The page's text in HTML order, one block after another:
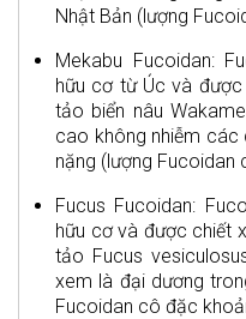
Nhật Bản (lượng
Mekabu Fucoidan:
hữu cơ từ Úc và
tảo biển nâu
cao không nhiễm
nặng (lượng Fucoidan
Fucus Fucoidan:
hữu cơ và được chiết
tảo Fucus
xem là đại dương
Fucoidan cô đặc